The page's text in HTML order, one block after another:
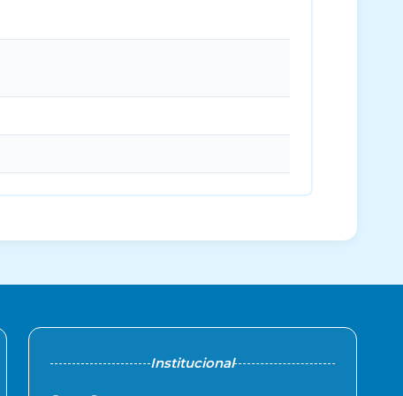
Institucional